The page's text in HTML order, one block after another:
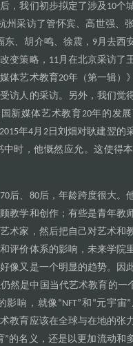
，我们初步拟定了涉及 10个
州采访了管怀宾、 高世强 、
东、胡介鸣、 徐震 ，9月去西
变策略 ，11月在北京采访了
体艺术教育20年（第一辑）
访人的采访。 另外 ，我们觉
新媒体艺术教育 20年的发
2015年4月 2日刘畑对耿建翌的
中时 ，他慨然应允。这使得
后、80后， 年龄跨度很大。
教学和创作； 有些是青年教
术家 ， 然后把自己对艺术和
评价体系的影响 ，未来学院
像又是一个明显的趋势。
因
然是中国当代艺术教育的一
影响 ， 就像 “NFT”和 “元宇宙”
教育应该在全球与在地的张
”的名义 ， 还是以更加流动和